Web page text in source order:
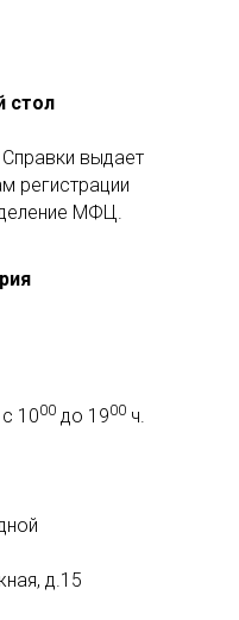
стол
выдает
регистрации
МФЦ.
1000 до 1900 ч.
д.15